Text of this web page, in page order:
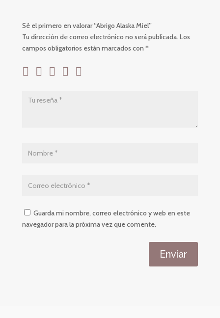
Sé el primero en valorar “Abrigo Alaska Miel”
Tu dirección de correo electrónico no será publicada. Los
campos obligatorios están marcados con *
Guarda mi nombre, correo electrónico y web en este
navegador para la próxima vez que comente.
Enviar